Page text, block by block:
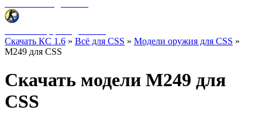
Скачать КС 1.6 » Всё для CSS » Модели оружия для CSS »
M249 для CSS
Скачать модели M249 для
CSS